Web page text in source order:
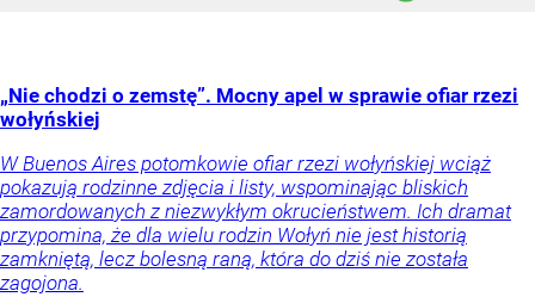
„Nie chodzi o zemstę”. Mocny apel w sprawie ofiar rzezi
wołyńskiej
W Buenos Aires potomkowie ofiar rzezi wołyńskiej wciąż
pokazują rodzinne zdjęcia i listy, wspominając bliskich
zamordowanych z niezwykłym okrucieństwem. Ich dramat
przypomina, że dla wielu rodzin Wołyń nie jest historią
zamkniętą, lecz bolesną raną, która do dziś nie została
zagojona.